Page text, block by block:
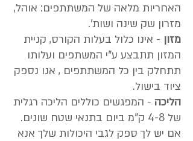
האחריות מלאה של המשתתפים: אוהל,
מזרון שק שינה ושות'.
מזון - אינו כלול בעלות הקורס, קניית
המזון תתבצע ע"י המשתפים ועלותו
תתחלק בין כל המשתתפים , אנו נספק
ציוד בישול.
הליכה - המפגשים כוללים הליכה רגלית
של 4-8 ק"מ ביום בתנאי שטח שונים.
אם יש לך ספק לגבי היכולות שלך אנא